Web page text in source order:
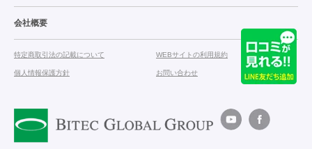
会社概要
特定商取引法の記載について WEBサイトの利用規約
個人情報保護方針 お問い合わせ